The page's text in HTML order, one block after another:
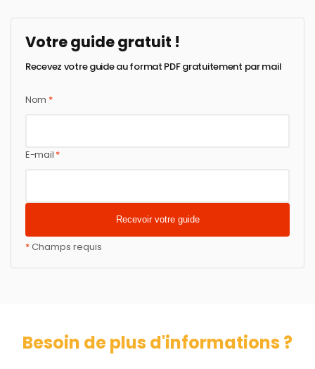
Votre guide gratuit !
Recevez votre guide au format PDF gratuitement par mail
Nom *
E-mail *
*Champs requis
Besoin de plus d'informations ?